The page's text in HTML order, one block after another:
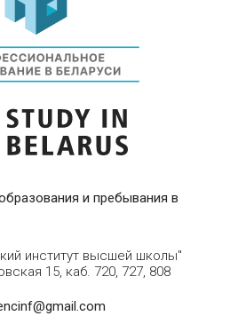
и пребывания в
институт высшей школы"
15, каб. 720, 727, 808